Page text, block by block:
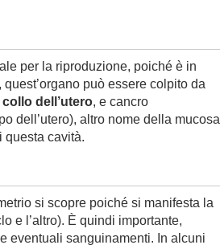
per la riproduzione, poiché è in
può essere colpito da
dell’utero, e cancro
dell’utero), altro nome della mucosa
questa cavità.
si scopre poiché si manifesta la
e l’altro). È quindi importante,
eventuali sanguinamenti. In alcuni